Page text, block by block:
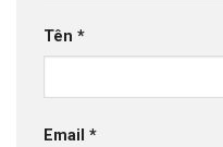
Tên *
Email *